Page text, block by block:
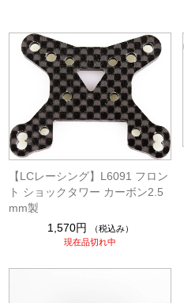
【LCレーシング】L6091 フロン
ト ショックタワー カーボン2.5
mm製
1,570円
（税込み）
現在品切れ中